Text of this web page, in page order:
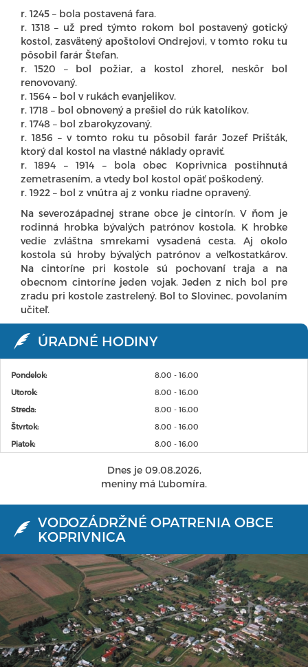
r. 1245 – bola postavená fara.
r. 1318 – už pred týmto rokom bol postavený gotický
kostol, zasvätený apoštolovi Ondrejovi, v tomto roku tu
pôsobil farár Štefan.
r. 1520 – bol požiar, a kostol zhorel, neskôr bol
renovovaný.
r. 1564 – bol v rukách evanjelikov.
r. 1718 – bol obnovený a prešiel do rúk katolíkov.
r. 1748 – bol zbarokyzovaný.
r. 1856 – v tomto roku tu pôsobil farár Jozef Prišták,
ktorý dal kostol na vlastné náklady opraviť.
r. 1894 – 1914 – bola obec Koprivnica postihnutá
zemetrasením, a vtedy bol kostol opäť poškodený.
r. 1922 – bol z vnútra aj z vonku riadne opravený.
Na severozápadnej strane obce je cintorín. V ňom je
rodinná hrobka bývalých patrónov kostola. K hrobke
vedie zvláštna smrekami vysadená cesta. Aj okolo
kostola sú hroby bývalých patrónov a veľkostatkárov.
Na cintoríne pri kostole sú pochovaní traja a na
obecnom cintoríne jeden vojak. Jeden z nich bol pre
zradu pri kostole zastrelený. Bol to Slovinec, povolaním
učiteľ.
ÚRADNÉ HODINY
Pondelok:
8.00 - 16.00
Utorok:
8.00 - 16.00
Streda:
8.00 - 16.00
Štvrtok:
8.00 - 16.00
Piatok:
8.00 - 16.00
Dnes je 09.08.2026,
meniny má Ľubomíra.
VODOZÁDRŽNÉ OPATRENIA OBCE
KOPRIVNICA